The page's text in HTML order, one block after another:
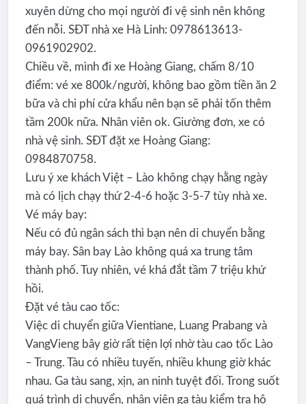
xuyên dừng cho mọi người đi vệ sinh nên không
đến nỗi. SĐT nhà xe Hà Linh: 0978613613-
0961902902.
Chiều về, mình đi xe Hoàng Giang, chấm 8/10
điểm: vé xe 800k/người, không bao gồm tiền ăn 2
bữa và chi phí cửa khẩu nên bạn sẽ phải tốn thêm
tầm 200k nữa. Nhân viên ok. Giường đơn, xe có
nhà vệ sinh. SĐT đặt xe Hoàng Giang:
0984870758.
Lưu ý xe khách Việt – Lào không chạy hằng ngày
mà có lịch chạy thứ 2-4-6 hoặc 3-5-7 tùy nhà xe.
Vé máy bay:
Nếu có đủ ngân sách thì bạn nên di chuyển bằng
máy bay. Sân bay Lào không quá xa trung tâm
thành phố. Tuy nhiên, vé khá đắt tầm 7 triệu khứ
hồi.
Đặt vé tàu cao tốc:
Việc di chuyển giữa Vientiane, Luang Prabang và
VangVieng bây giờ rất tiện lợi nhờ tàu cao tốc Lào
– Trung. Tàu có nhiều tuyến, nhiều khung giờ khác
nhau. Ga tàu sang, xịn, an ninh tuyệt đối. Trong suốt
quá trình di chuyển, nhân viên ga tàu kiểm tra hộ